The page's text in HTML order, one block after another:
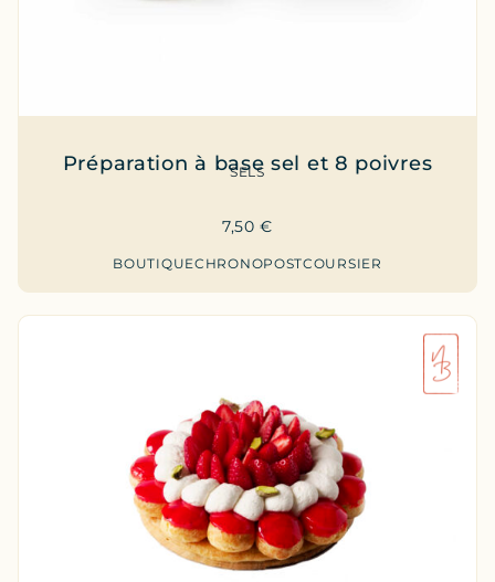
Préparation à base sel et 8 poivres
SELS
7,50€
BOUTIQUECHRONOPOSTCOURSIER